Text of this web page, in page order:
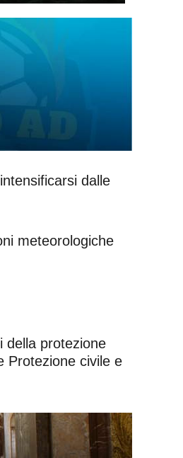
dalle
meteorologiche
della protezione
Protezione civile e